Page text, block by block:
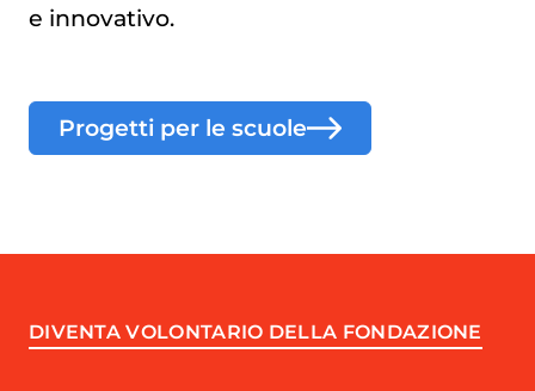
e innovativo.
Progetti per le scuole
DIVENTA VOLONTARIO DELLA FONDAZIONE